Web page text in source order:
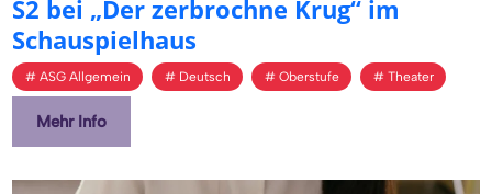
S2 bei „Der zer­broch­ne Krug“ im
Schau­spiel­haus
ASG Allgemein Deutsch Oberstufe Theater
Mehr Info